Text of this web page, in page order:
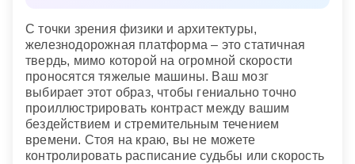
перроне — наяву приложить максимум усилий
для того, чтобы навести порядок в своей семье.
Уделите внимание воспитанию своих детей.
Если во сне вы опоздали на поезд и остались на
перроне в одиночестве — вас ожидают
неприятности из-за лживости ваших друзей.
Современный сонник
С точки зрения физики и архитектуры,
железнодорожная платформа – это статичная
твердь, мимо которой на огромной скорости
проносятся тяжелые машины. Ваш мозг
выбирает этот образ, чтобы гениально точно
проиллюстрировать контраст между вашим
бездействием и стремительным течением
времени. Стоя на краю, вы не можете
контролировать расписание судьбы или скорость